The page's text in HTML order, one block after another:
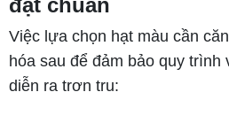
đạt chuẩn
Việc lựa chọn hạt màu cần
hóa sau để đảm bảo quy trình
diễn ra trơn tru: